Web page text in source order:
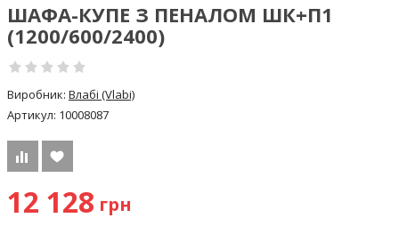
ШАФА-КУПЕ З ПЕНАЛОМ ШК+П1
(1200/600/2400)
Виробник: Влабі (Vlabi)
Артикул: 10008087
12 128 грн